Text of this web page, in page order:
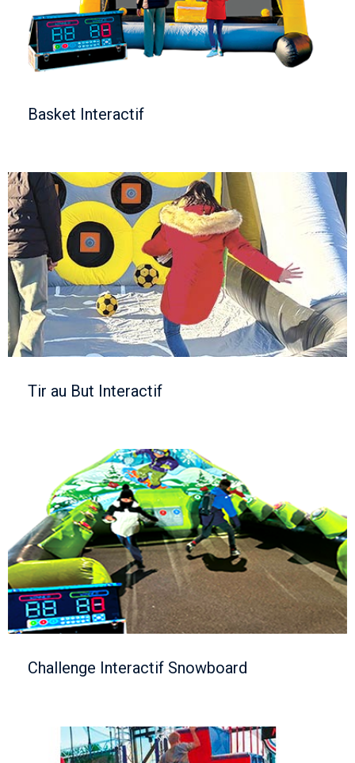
Basket Interactif
Tir au But Interactif
Challenge Interactif Snowboard